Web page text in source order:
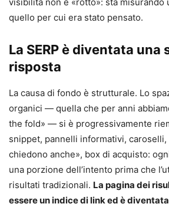
quello per cui era stato pensato.
La SERP è diventata una
risposta
La causa di fondo è strutturale. Lo
organici — quella che per anni
the fold» — si è progressivamente
snippet, pannelli informativi,
chiedono anche», box di acquisto:
una porzione dell’intento prima che
risultati tradizionali. La pagina dei
essere un indice di link ed è